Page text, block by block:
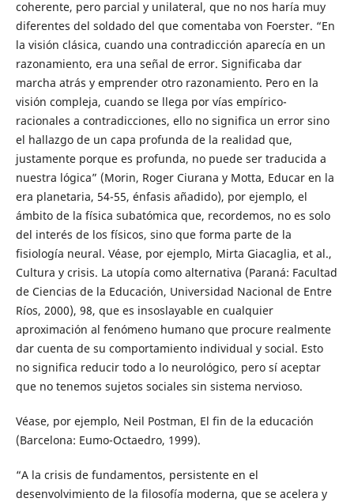
coherente, pero parcial y unilateral, que no nos haría muy
diferentes del soldado del que comentaba von Foerster. “En
la visión clásica, cuando una contradicción aparecía en un
razonamiento, era una señal de error. Significaba dar
marcha atrás y emprender otro razonamiento. Pero en la
visión compleja, cuando se llega por vías empírico-
racionales a contradicciones, ello no significa un error sino
el hallazgo de un capa profunda de la realidad que,
justamente porque es profunda, no puede ser traducida a
nuestra lógica” (Morin, Roger Ciurana y Motta, Educar en la
era planetaria, 54-55, énfasis añadido), por ejemplo, el
ámbito de la física subatómica que, recordemos, no es solo
del interés de los físicos, sino que forma parte de la
fisiología neural. Véase, por ejemplo, Mirta Giacaglia, et al.,
Cultura y crisis. La utopía como alternativa (Paraná: Facultad
de Ciencias de la Educación, Universidad Nacional de Entre
Ríos, 2000), 98, que es insoslayable en cualquier
aproximación al fenómeno humano que procure realmente
dar cuenta de su comportamiento individual y social. Esto
no significa reducir todo a lo neurológico, pero sí aceptar
que no tenemos sujetos sociales sin sistema nervioso.
Véase, por ejemplo, Neil Postman, El fin de la educación
(Barcelona: Eumo-Octaedro, 1999).
“A la crisis de fundamentos, persistente en el
desenvolvimiento de la filosofía moderna, que se acelera y